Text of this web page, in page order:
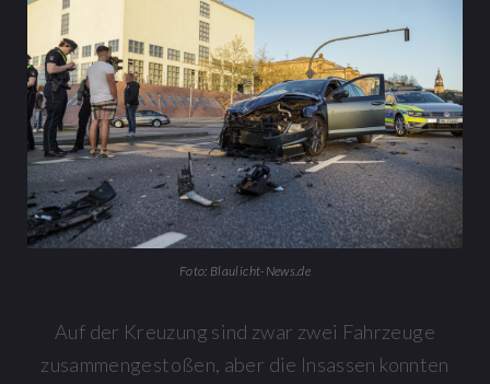
Foto: Blaulicht-News.de
Auf der Kreuzung sind zwar zwei Fahrzeuge
zusammengestoßen, aber die Insassen konnten